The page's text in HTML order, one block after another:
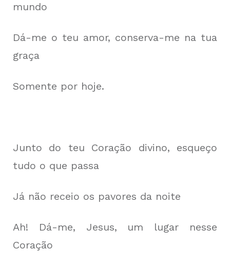
mundo
Dá-me o teu amor, conserva-me na tua
graça
Somente por hoje.
Junto do teu Coração divino, esqueço
tudo o que passa
Já não receio os pavores da noite
Ah! Dá-me, Jesus, um lugar nesse
Coração